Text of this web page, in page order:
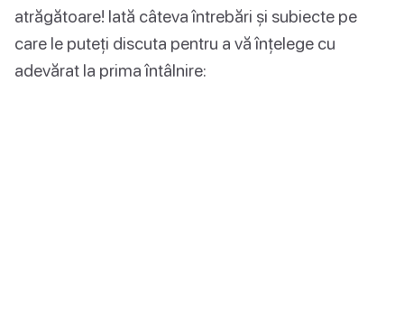
atrăgătoare! Iată câteva întrebări și subiecte pe
care le puteți discuta pentru a vă înțelege cu
adevărat la prima întâlnire: